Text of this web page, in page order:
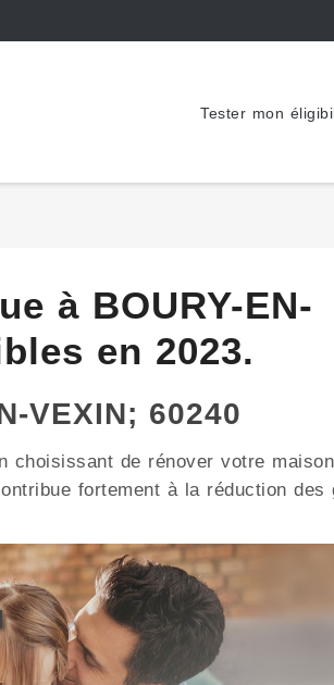
Tester mon
à BOURY-EN-
en 2023.
VEXIN; 60240
choisissant de rénover votre
fortement à la réduction des